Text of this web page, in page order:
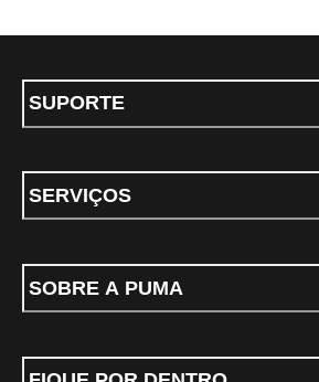
SUPORTE
SERVIÇOS
SOBRE A PUMA